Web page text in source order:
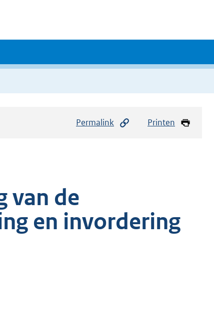
Permalink Printen
van de
en invordering